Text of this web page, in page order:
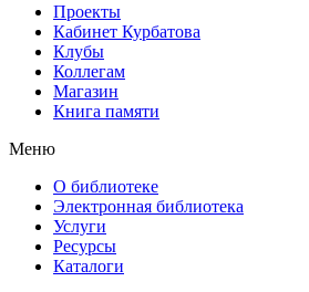
Проекты
Кабинет Курбатова
Клубы
Коллегам
Магазин
Книга памяти
Меню
О библиотеке
Электронная библиотека
Услуги
Ресурсы
Каталоги